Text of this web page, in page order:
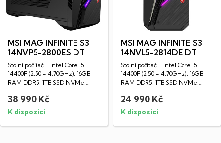
MSI MAG INFINITE S3
14NVP5-2800ES DT
Stolní počítač - Intel Core i5-
14400F (2,50 - 4,70GHz), 16GB
RAM DDR5, 1TB SSD NVMe,
38 990 Kč
K dispozici
MSI MAG INFINITE S3
14NVL5-2814DE DT
Stolní počítač - Intel Core i5-
14400F (2,50 - 4,70GHz), 16GB
RAM DDR5, 1TB SSD NVMe,
24 990 Kč
K dispozici